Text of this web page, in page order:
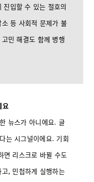
진입할 수 있는 절호의
등 사회적 문제가 불
민 해결도 함께 병행
요
뉴스가 아니에요. 글
는 시그널이에요. 기회
면 리스크로 바뀔 수도
, 민첩하게 실행하는